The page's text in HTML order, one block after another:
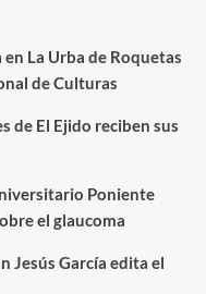
en La Urba de Roquetas
de Culturas
de El Ejido reciben sus
Poniente
el glaucoma
Jesús García edita el